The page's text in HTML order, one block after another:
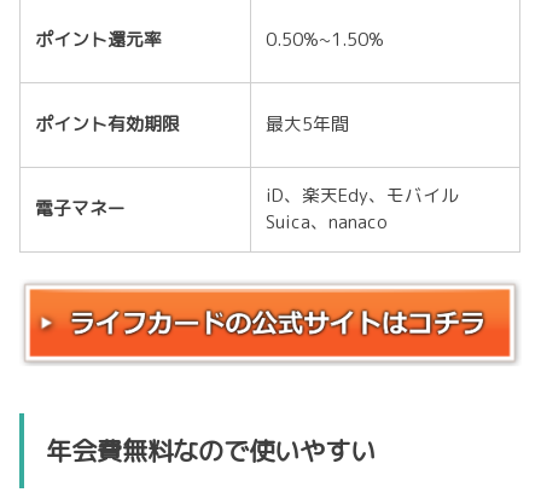
ポイント還元率 0.50%~1.50%
ポイント有効期限 最大5年間
電子マネー
iD、楽天Edy、モバイル
Suica、nanaco
年会費無料なので使いやすい